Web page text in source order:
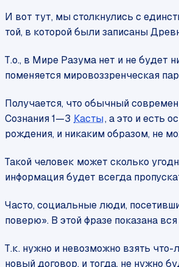
И вот тут, мы столкнулись с
той, в которой были записаны
Т.о., в Мире Разума нет и не будет
поменяется мировоззренческая
Получается, что обычный
Сознания 1—3 Касты, а это и есть
рождения, и никаким образом, не
Такой человек может сколько
информация будет всегда
Часто, социальные люди,
поверю». В этой фразе показана
Т.к. нужно и невозможно взять
новый договор, и тогда, не нужно